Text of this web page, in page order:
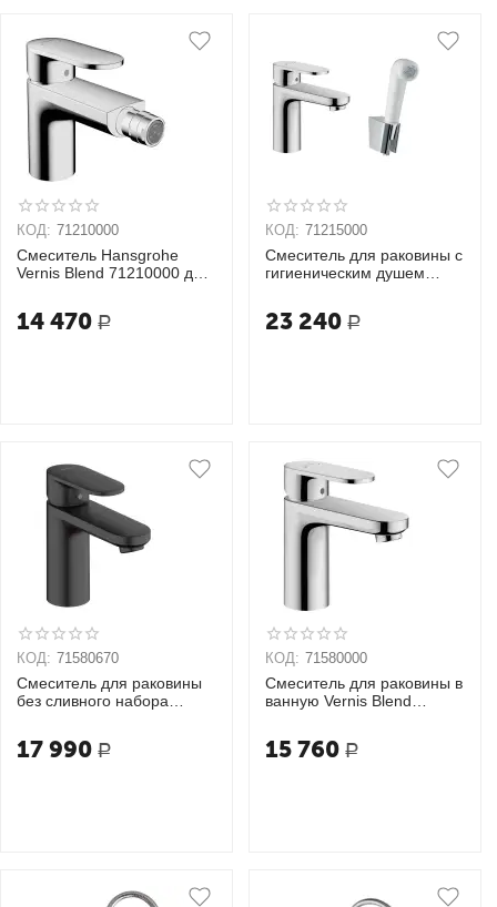
КОД: 71210000
Смеситель Hansgrohe
Vernis Blend 71210000 для
14 470 Р
КОД: 71215000
Смеситель для раковины с
гигиеническим душем
23 240 Р
КОД: 71580670
Смеситель для раковины
без сливного набора
17 990 Р
КОД: 71580000
Смеситель для раковины в
ванную Vernis Blend
15 760 Р